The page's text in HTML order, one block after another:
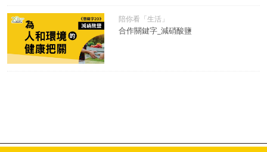
陪你看「生活」
合作關鍵字_減硝酸鹽